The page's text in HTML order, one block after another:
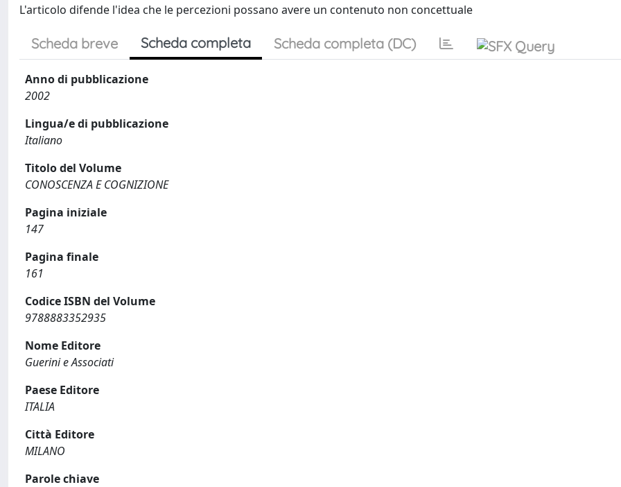
L'articolo difende l'idea che le percezioni possano avere un contenuto non concettuale
Scheda breve Scheda completa Scheda completa (DC)
Anno di pubblicazione
2002
Lingua/e di pubblicazione
Italiano
Titolo del Volume
CONOSCENZA E COGNIZIONE
Pagina iniziale
147
Pagina finale
161
Codice ISBN del Volume
9788883352935
Nome Editore
Guerini e Associati
Paese Editore
ITALIA
Città Editore
MILANO
Parole chiave